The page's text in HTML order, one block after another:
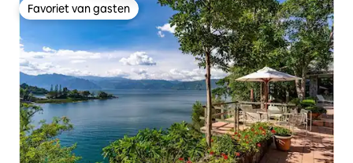
Favoriet van gasten
Favoriet van gasten